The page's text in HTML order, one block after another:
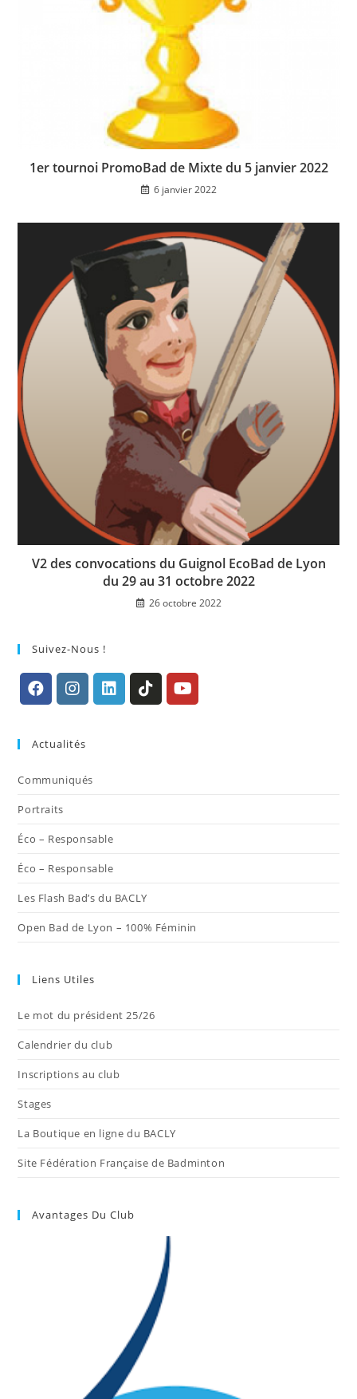
1er tournoi PromoBad de Mixte du 5 janvier 2022
6 janvier 2022
V2 des convocations du Guignol EcoBad de Lyon
du 29 au 31 octobre 2022
26 octobre 2022
Suivez-Nous !
un
nouvel
nouvel
Actualités
Communiqués
Portraits
Éco – Responsable
Éco – Responsable
Les Flash Bad’s du BACLY
Open Bad de Lyon – 100% Féminin
Liens Utiles
Le mot du président 25/26
Calendrier du club
Inscriptions au club
Stages
La Boutique en ligne du BACLY
Site Fédération Française de Badminton
Avantages Du Club